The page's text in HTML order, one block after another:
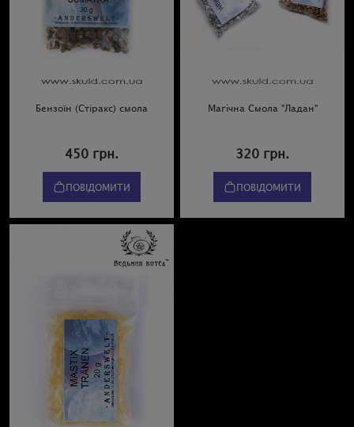
Бензоїн (Стіракс) смола
450 грн.
ПОВІДОМИТИ
Магічна Смола "Ладан"
320 грн.
ПОВІДОМИТИ